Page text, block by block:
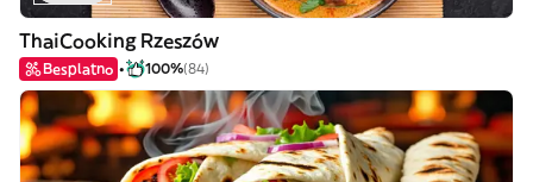
ThaiCooking Rzeszów
Besplatno 100%(84)